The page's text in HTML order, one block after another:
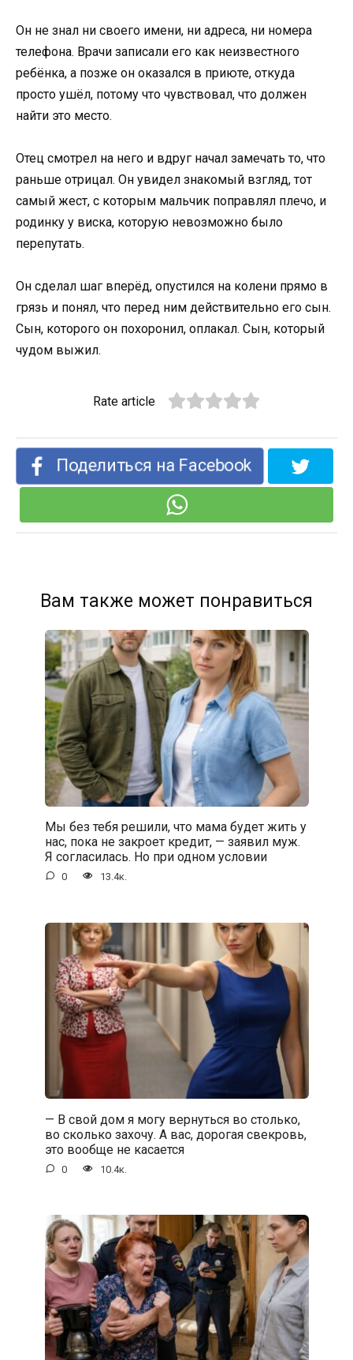
Он не знал ни своего имени, ни адреса, ни номера
телефона. Врачи записали его как неизвестного
ребёнка, а позже он оказался в приюте, откуда
просто ушёл, потому что чувствовал, что должен
найти это место.
Отец смотрел на него и вдруг начал замечать то, что
раньше отрицал. Он увидел знакомый взгляд, тот
самый жест, с которым мальчик поправлял плечо, и
родинку у виска, которую невозможно было
перепутать.
Он сделал шаг вперёд, опустился на колени прямо в
грязь и понял, что перед ним действительно его сын.
Сын, которого он похоронил, оплакал. Сын, который
чудом выжил.
Rate article
Поделиться на Facebook
Вам также может понравиться
Мы без тебя решили, что мама будет жить у
нас, пока не закроет кредит, — заявил муж.
Я согласилась. Но при одном условии
0 13.4к.
— В свой дом я могу вернуться во столько,
во сколько захочу. А вас, дорогая свекровь,
это вообще не касается
0 10.4к.